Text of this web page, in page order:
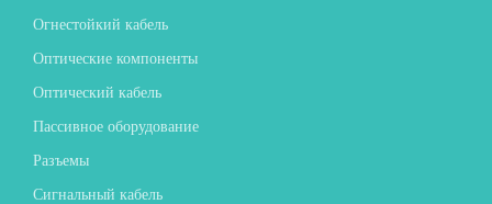
Огнестойкий кабель
Оптические компоненты
Оптический кабель
Пассивное оборудование
Разъемы
Сигнальный кабель